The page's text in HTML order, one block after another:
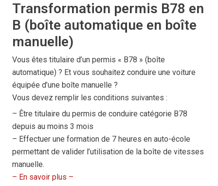
Transformation permis B78 en
B (boîte automatique en boîte
manuelle)
Vous êtes titulaire d’un permis « B78 » (boîte
automatique) ? Et vous souhaitez conduire une voiture
équipée d’une boîte manuelle ?
Vous devez remplir les conditions suivantes :
– Être titulaire du permis de conduire catégorie B78
depuis au moins 3 mois
– Effectuer une formation de 7 heures en auto-école
permettant de valider l’utilisation de la boîte de vitesses
manuelle.
– En savoir plus –